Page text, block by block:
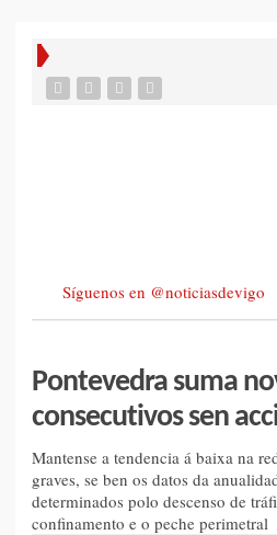
Síguenos en @noticiasdevigo
Pontevedra suma
consecutivos sen
Mantense a tendencia á baixa na
graves, se ben os datos da
determinados polo descenso de
confinamento e o peche perimetral